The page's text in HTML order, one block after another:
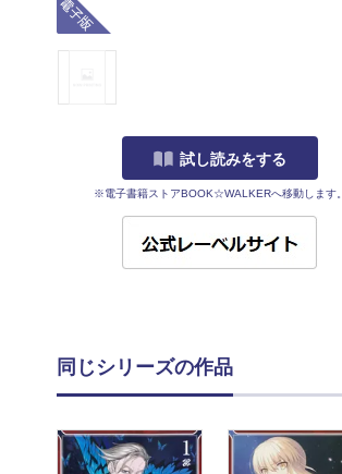
試し読みをする
※電子書籍ストアBOOK☆WALKERへ移動します。
同じシリーズの作品